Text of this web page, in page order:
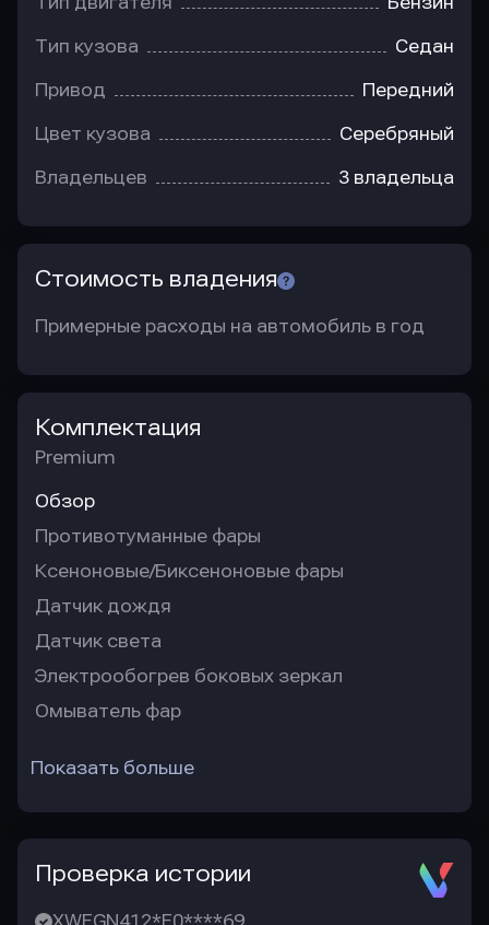
Тип кузова Седан
Привод Передний
Цвет кузова Серебряный
Владельцев 3 владельца
Стоимость владения
Примерные расходы на автомобиль в год
Комплектация
Premium
Обзор
Противотуманные фары
Ксеноновые/Биксеноновые фары
Датчик дождя
Датчик света
Электрообогрев боковых зеркал
Омыватель фар
Показать больше
Проверка истории